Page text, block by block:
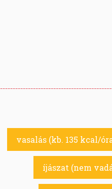
vasalás (kb. 135 kcal/
íjászat (nem